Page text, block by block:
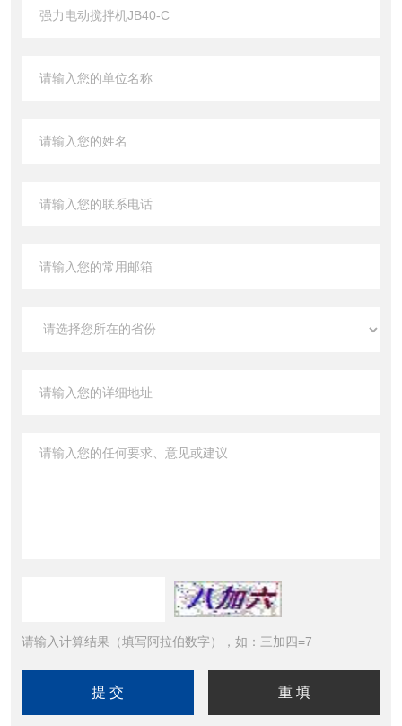
请输入计算结果（填写阿拉伯数字），如：三加四=7